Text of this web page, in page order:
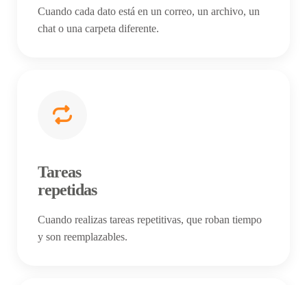
Cuando cada dato está en un correo, un archivo, un
chat o una carpeta diferente.
Tareas
repetidas
Cuando realizas tareas repetitivas, que roban tiempo
y son reemplazables.